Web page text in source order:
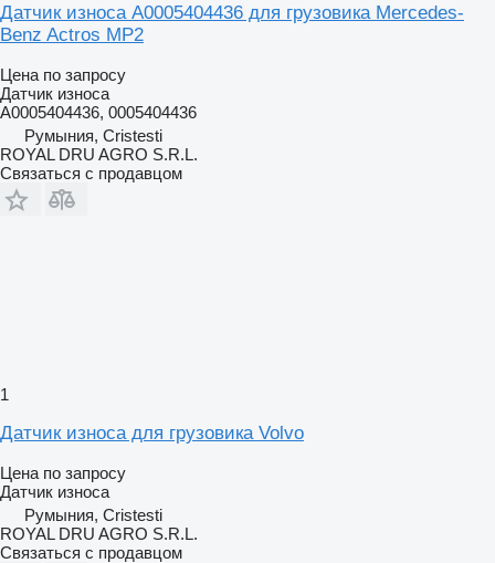
Датчик износа A0005404436 для грузовика Mercedes-
Benz Actros MP2
Цена по запросу
Датчик износа
A0005404436, 0005404436
Румыния, Cristesti
ROYAL DRU AGRO S.R.L.
Связаться с продавцом
1
Датчик износа для грузовика Volvo
Цена по запросу
Датчик износа
Румыния, Cristesti
ROYAL DRU AGRO S.R.L.
Связаться с продавцом